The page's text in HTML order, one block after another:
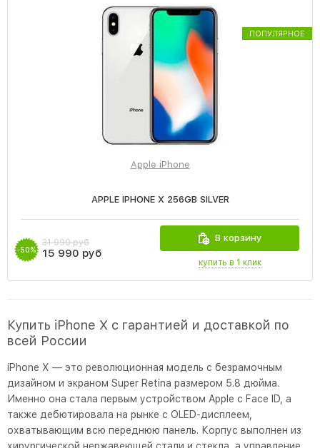
ПОПУЛЯРНОЕ
Apple iPhone
APPLE IPHONE X 256GB SILVER
-50%
31 990 руб
15 990 руб
В корзину
купить в 1 клик
Купить iPhone X с гарантией и доставкой по
всей России
iPhone X — это революционная модель с безрамочным
дизайном и экраном Super Retina размером 5.8 дюйма.
Именно она стала первым устройством Apple с Face ID, а
также дебютировала на рынке с OLED-дисплеем,
охватывающим всю переднюю панель. Корпус выполнен из